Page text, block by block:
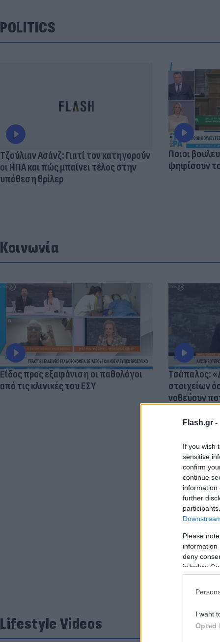
Flash.gr -
If you wish
sensitive
confirm
continue
information
further
Please
information
deny
in below
I want
Opted
POLITICS
Τζούλιαν Ασάνζ: Γιατί τον κατηγορούν
οι ΗΠΑ και πώς μπαίνει τέλος στην
υπόθεση θρίλερ
Ποιοι
ψηφίσουν
Κοινωνία
Είδος προς εξαφάνιση οι παθολόγοι
από τις κλινικές του ΕΣΥ
Τσάπαλος:
στοιχείων
νοθεύουν
Lifestyle Videos